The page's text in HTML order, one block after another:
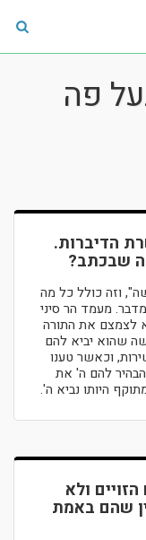
פה
הדיברות.
שבכתב?
וזה כולל כל מה
מעמד הר סיני
לצמצם את התורה
שהוא יביא להם
וכאשר טענו
להם ה' את
היותו נביא ה'.
ולא
שהם באמת